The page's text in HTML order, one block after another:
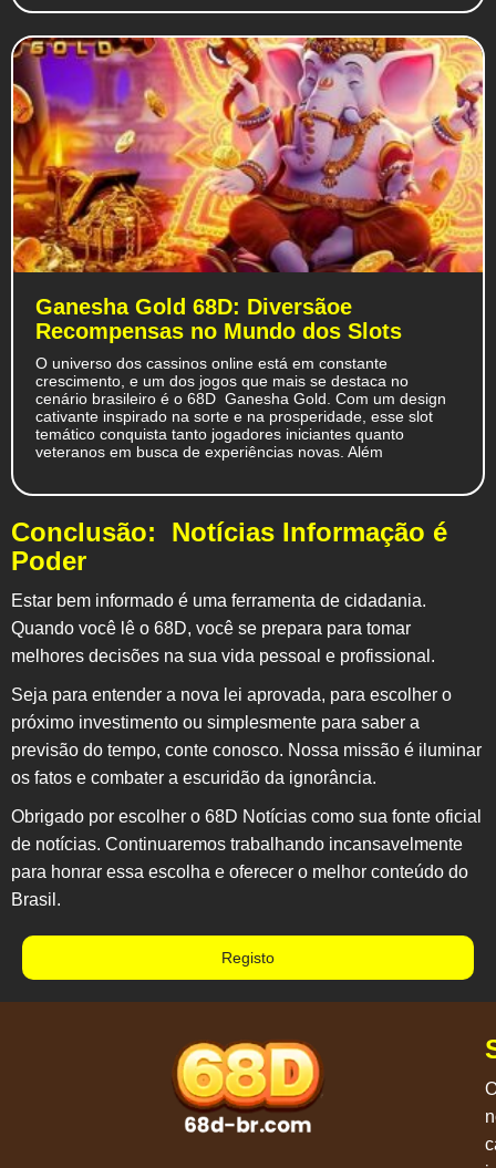
Ganesha Gold 68D: Diversãoe
Recompensas no Mundo dos Slots
O universo dos cassinos online está em constante
crescimento, e um dos jogos que mais se destaca no
cenário brasileiro é o 68D Ganesha Gold. Com um design
cativante inspirado na sorte e na prosperidade, esse slot
temático conquista tanto jogadores iniciantes quanto
veteranos em busca de experiências novas. Além
Conclusão: Notícias Informação é
Poder
Estar bem informado é uma ferramenta de cidadania.
Quando você lê o 68D, você se prepara para tomar
melhores decisões na sua vida pessoal e profissional.
Seja para entender a nova lei aprovada, para escolher o
próximo investimento ou simplesmente para saber a
previsão do tempo, conte conosco. Nossa missão é iluminar
os fatos e combater a escuridão da ignorância.
Obrigado por escolher o 68D Notícias como sua fonte oficial
de notícias. Continuaremos trabalhando incansavelmente
para honrar essa escolha e oferecer o melhor conteúdo do
Brasil.
Registo